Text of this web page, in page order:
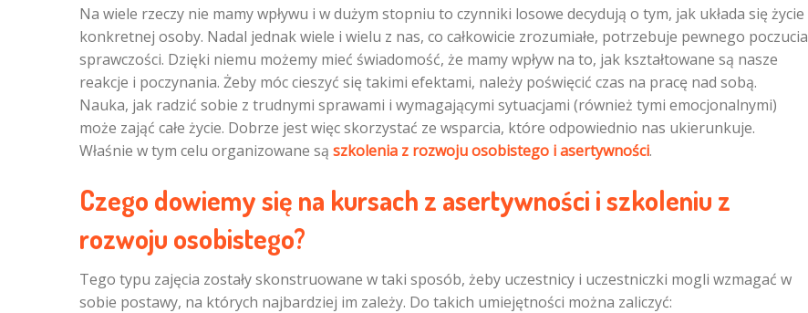
Na wiele rzeczy nie mamy wpływu i w dużym stopniu to czynniki losowe decydują o tym, jak układa się życie
konkretnej osoby. Nadal jednak wiele i wielu z nas, co całkowicie zrozumiałe, potrzebuje pewnego poczucia
sprawczości. Dzięki niemu możemy mieć świadomość, że mamy wpływ na to, jak kształtowane są nasze
reakcje i poczynania. Żeby móc cieszyć się takimi efektami, należy poświęcić czas na pracę nad sobą.
Nauka, jak radzić sobie z trudnymi sprawami i wymagającymi sytuacjami (również tymi emocjonalnymi)
może zająć całe życie. Dobrze jest więc skorzystać ze wsparcia, które odpowiednio nas ukierunkuje.
Właśnie w tym celu organizowane są szkolenia z rozwoju osobistego i asertywności.
Czego dowiemy się na kursach z asertywności i szkoleniu z
rozwoju osobistego?
Tego typu zajęcia zostały skonstruowane w taki sposób, żeby uczestnicy i uczestniczki mogli wzmagać w
sobie postawy, na których najbardziej im zależy. Do takich umiejętności można zaliczyć: